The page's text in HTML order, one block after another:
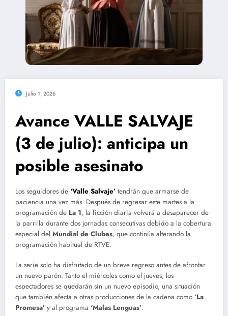
Julio 1, 2026
Avance VALLE SALVAJE
(3 de julio): anticipa un
posible asesinato
Los seguidores de ‘Valle Salvaje’ tendrán que armarse de
paciencia una vez más. Después de regresar este martes a la
programación de La 1, la ficción diaria volverá a desaparecer de
la parrilla durante dos jornadas consecutivas debido a la cobertura
especial del Mundial de Clubes, que continúa alterando la
programación habitual de RTVE.
La serie solo ha disfrutado de un breve regreso antes de afrontar
un nuevo parón. Tanto el miércoles como el jueves, los
espectadores se quedarán sin un nuevo episodio, una situación
que también afecta a otras producciones de la cadena como ‘La
Promesa’ y al programa ‘Malas Lenguas’.